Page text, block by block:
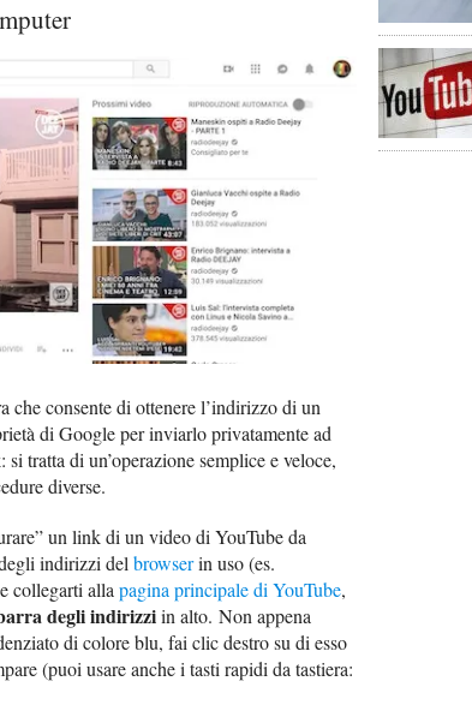
che consente di ottenere l’indirizzo di un
di Google per inviarlo privatamente ad
tratta di un’operazione semplice e veloce,
diverse.
un link di un video di YouTube da
indirizzi delbrowserin uso (es.
collegarti allapagina principale di YouTube,
degli indirizziin alto. Non appena
di colore blu, fai clic destro su di esso
(puoi usare anche i tasti rapidi da tastiera: